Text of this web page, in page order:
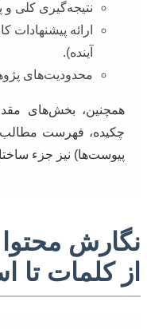
نتیجه‌گیری کلی
ارائه
آینده).
محدودیت‌های
همچنین، بخش‌های
چکیده، فهرست مطالب
پیوست‌ها) نیز جزء
نگارش
از کلمات تا